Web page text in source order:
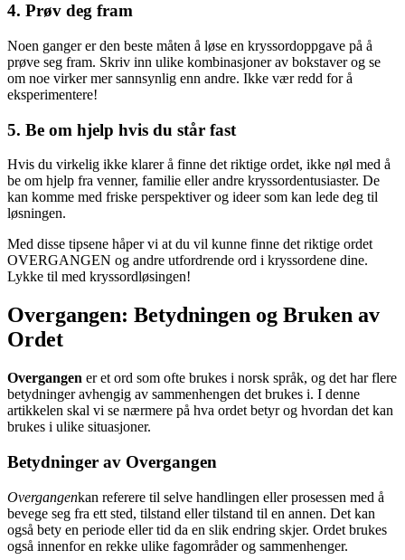
4. Prøv deg fram
Noen ganger er den beste måten å løse en kryssordoppgave på å
prøve seg fram. Skriv inn ulike kombinasjoner av bokstaver og se
om noe virker mer sannsynlig enn andre. Ikke vær redd for å
eksperimentere!
5. Be om hjelp hvis du står fast
Hvis du virkelig ikke klarer å finne det riktige ordet, ikke nøl med å
be om hjelp fra venner, familie eller andre kryssordentusiaster. De
kan komme med friske perspektiver og ideer som kan lede deg til
løsningen.
Med disse tipsene håper vi at du vil kunne finne det riktige ordet
OVERGANGEN og andre utfordrende ord i kryssordene dine.
Lykke til med kryssordløsingen!
Overgangen: Betydningen og Bruken av
Ordet
Overgangen er et ord som ofte brukes i norsk språk, og det har flere
betydninger avhengig av sammenhengen det brukes i. I denne
artikkelen skal vi se nærmere på hva ordet betyr og hvordan det kan
brukes i ulike situasjoner.
Betydninger av Overgangen
Overgangenkan referere til selve handlingen eller prosessen med å
bevege seg fra ett sted, tilstand eller tilstand til en annen. Det kan
også bety en periode eller tid da en slik endring skjer. Ordet brukes
også innenfor en rekke ulike fagområder og sammenhenger.